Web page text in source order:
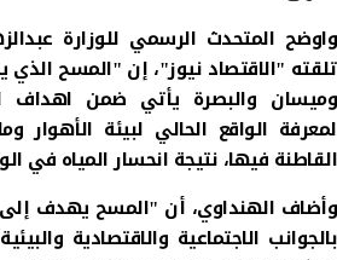
واوضح المتحدث الرسمي للوزارة
تلقته "الاقتصاد نيوز"، إن "المسح
وميسان والبصرة يأتي ضمن اهداف
لمعرفة الواقع الحالي لبيئة الأهوار
القاطنة فيها، نتيجة انحسار المياه في
وأضاف الهنداوي، أن "المسح يهدف إلى
بالجوانب الاجتماعية والاقتصادية